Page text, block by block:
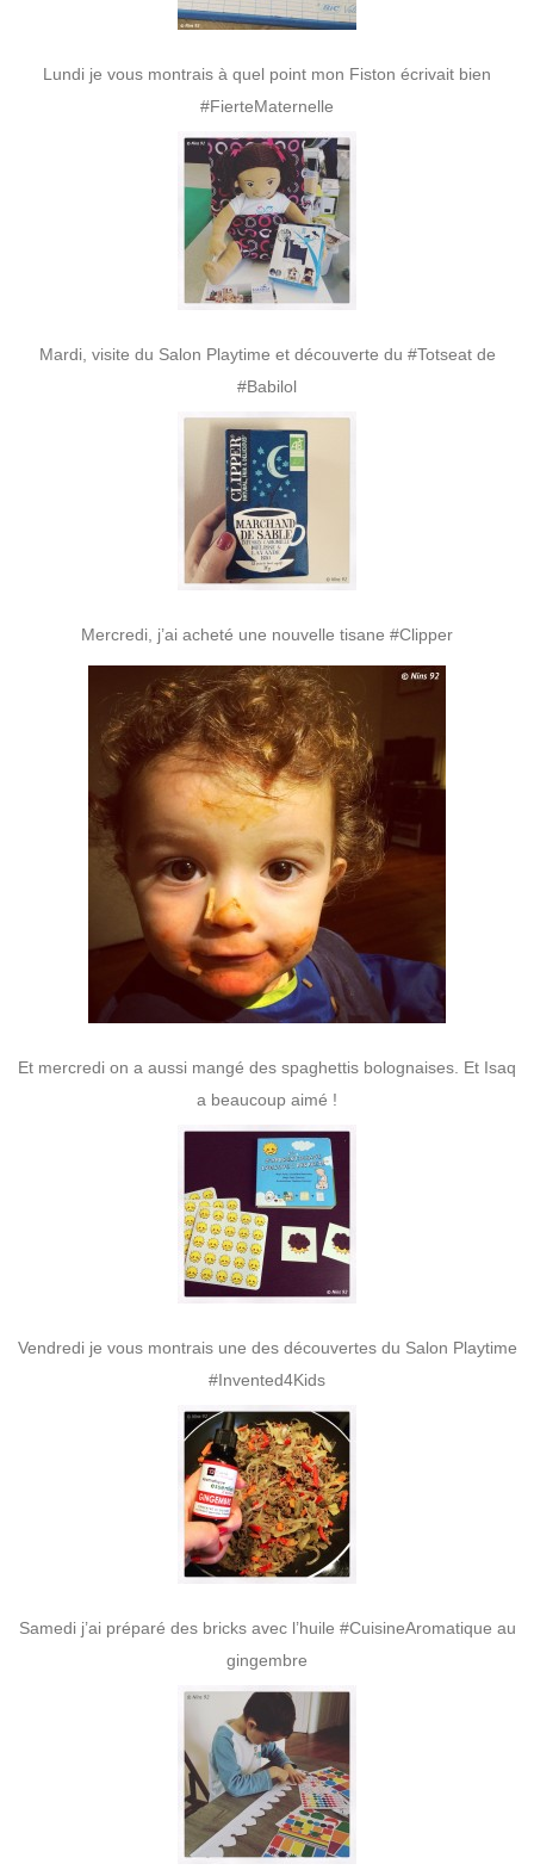
Lundi je vous montrais à quel point mon Fiston écrivait bien
#FierteMaternelle
Mardi, visite du Salon Playtime et découverte du #Totseat de
#Babilol
Mercredi, j’ai acheté une nouvelle tisane #Clipper
Et mercredi on a aussi mangé des spaghettis bolognaises. Et Isaq
a beaucoup aimé !
Vendredi je vous montrais une des découvertes du Salon Playtime
#Invented4Kids
Samedi j’ai préparé des bricks avec l’huile #CuisineAromatique au
gingembre